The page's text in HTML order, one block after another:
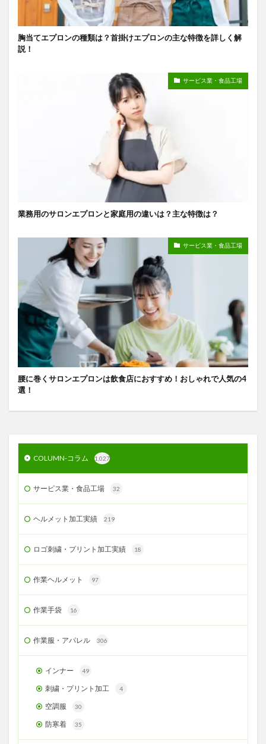
胸当てエプロンの種類は？首掛けエプロンの主な特徴を詳しく解
説！
サービス業・食品工場
業務用のサロンエプロンと家庭用の違いは？主な特徴は？
サービス業・食品工場
腰に巻くサロンエプロンは飲食店におすすめ！おしゃれで人気の4
選！
COLUMN-コラム 1,027
サービス業・食品工場 32
ヘルメット加工実績 219
ロゴ刺繍・プリント加工実績 18
作業ヘルメット 97
作業手袋 16
作業服・アパレル 306
インナー 49
刺繍・プリント加工 4
空調服 30
防寒着 35